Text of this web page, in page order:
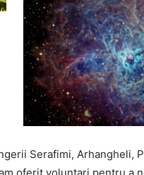
Serafimi, Arhangheli,